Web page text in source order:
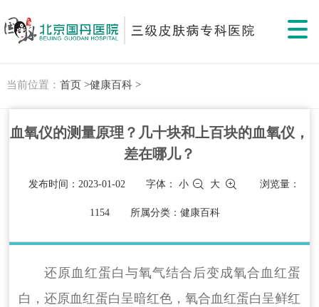
当前位置： 首页 >健康百科 >
血氧仪的测量原理？几十块和上百块的血氧仪，
差在哪儿？
发布时间：2023-01-02 字体：小 大 浏览量：
1154 所属分类：健康百科
还原血红蛋白与氧气结合后变成氧合血红蛋
白，还原血红蛋白呈暗红色，氧合血红蛋白呈鲜红